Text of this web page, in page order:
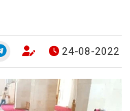
24-08-2022